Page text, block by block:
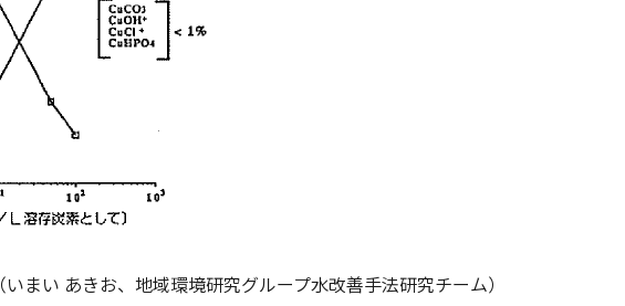
（いまい あきお、地域環境研究グループ水改善手法研究チーム）